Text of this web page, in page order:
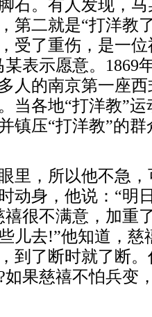
石。有人发现，
第二就是“打洋教
受了重伤，是一
表示愿意。1869
人的南京第一座
当各地“打洋教”
镇压“打洋教”的
里，所以他不急
动身，他说：“明
禧很不满意，加重
儿去!”他知道，慈
到了断时就了断
果慈禧不怕兵变